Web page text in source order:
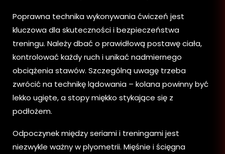
Poprawna technika wykonywania ćwiczeń jest
kluczowa dla skuteczności i bezpieczeństwa
treningu. Należy dbać o prawidłową postawę ciała,
kontrolować każdy ruch i unikać nadmiernego
obciążenia stawów. Szczególną uwagę trzeba
zwrócić na technikę lądowania – kolana powinny być
lekko ugięte, a stopy miękko stykające się z
podłożem.
Odpoczynek między seriami i treningami jest
niezwykle ważny w plyometrii. Mięśnie i ścięgna